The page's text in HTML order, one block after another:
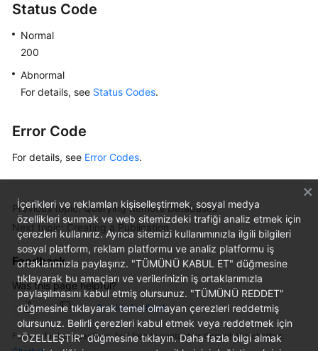
Status Code
Normal
200
Abnormal
For details, see Status Codes.
Error Code
For details, see Error Codes.
Previous topic: Querying Remote Databases
Next topic: Creating a Publication
Feedback
Was this page helpful?
Provide feedback
For any further questions, feel free to contact us through the chatbot.
İçerikleri ve reklamları kişiselleştirmek, sosyal medya
özellikleri sunmak ve web sitemizdeki trafiği analiz etmek için
çerezleri kullanırız. Ayrıca sitemizi kullanımınızla ilgili bilgileri
sosyal platform, reklam platformu ve analiz platformu iş
ortaklarımızla paylaşırız. "TÜMÜNÜ KABUL ET" düğmesine
tıklayarak bu amaçları ve verilerinizin iş ortaklarımızla
paylaşılmasını kabul etmiş olursunuz. "TÜMÜNÜ REDDET"
düğmesine tıklayarak temel olmayan çerezleri reddetmiş
olursunuz. Belirli çerezleri kabul etmek veya reddetmek için
"ÖZELLEŞTİR" düğmesine tıklayın. Daha fazla bilgi almak